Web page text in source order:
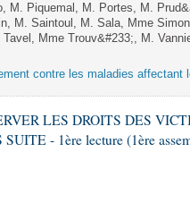
M. Piquemal, M. Portes, M.
M. Saintoul, M. Sala, Mme
Tavel, Mme Trouv&#233;, M.
contre les maladies affectant
LES DROITS DES
- 1ère lecture (1ère